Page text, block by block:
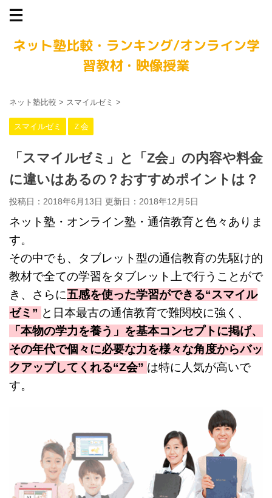
ネット塾比較・ランキング/オンライン学
習教材・映像授業
ネット塾比較 > スマイルゼミ >
スマイルゼミ Ｚ会
「スマイルゼミ」と「Z会」の内容や料金
に違いはあるの？おすすめポイントは？
投稿日：2018年6月13日 更新日： 2018年12月5日
ネット塾・オンライン塾・通信教育と色々ありま
す。
その中でも、タブレット型の通信教育の先駆け的
教材で全ての学習をタブレット上で行うことがで
き、さらに五感を使った学習ができる“スマイル
ゼミ” と日本最古の通信教育で難関校に強く、
「本物の学力を養う」を基本コンセプトに掲げ、
その年代で個々に必要な力を様々な角度からバッ
クアップしてくれる“Z会” は特に人気が高いで
す。